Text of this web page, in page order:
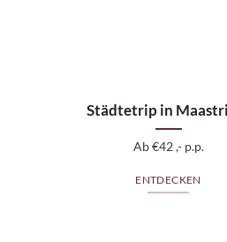
Städtetrip in
Ab €42 ,- p.p.
ENTDECKEN